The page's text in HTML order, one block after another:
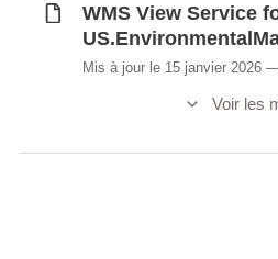
WMS View Service
Mis à jour le 15 janvier 2026
Voir les